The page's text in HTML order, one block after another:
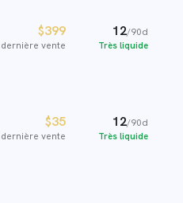
$399
dernière vente
12/90d
Très liquide
$35
dernière vente
12/90d
Très liquide